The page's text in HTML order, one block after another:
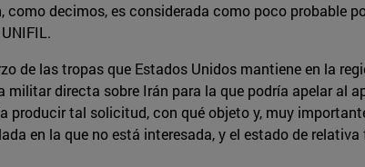
decimos, es considerada como poco probable
de las tropas que Estados Unidos mantiene en la
directa sobre Irán para la que podría apelar al
tal solicitud, con qué objeto y, muy
en la que no está interesada, y el estado de